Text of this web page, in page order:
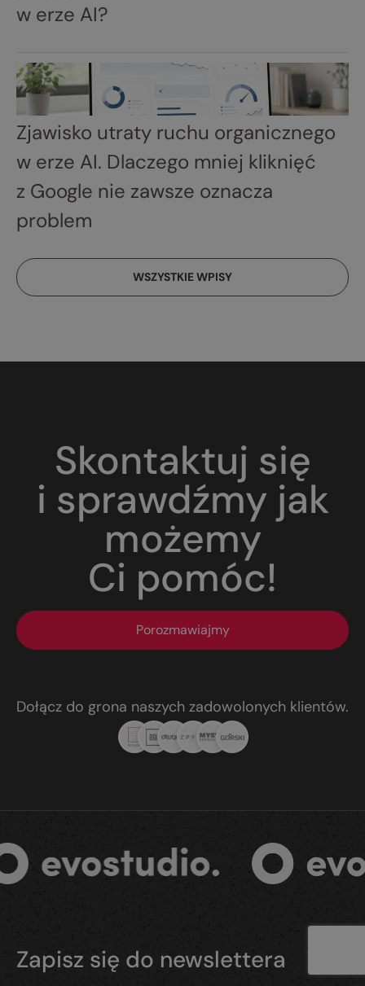
w erze AI?
Zjawisko utraty ruchu organicznego
w erze AI. Dlaczego mniej kliknięć
z Google nie zawsze oznacza
problem
WSZYSTKIE WPISY
Skontaktuj się
i sprawdźmy jak
możemy
Ci pomóc!
Porozmawiajmy
Dołącz do grona naszych zadowolonych klientów.
Zapisz się do newslettera